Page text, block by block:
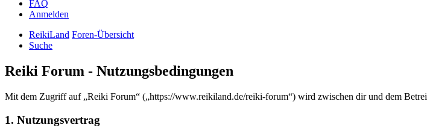
FAQ
Anmelden
ReikiLand Foren-Übersicht
Suche
Reiki Forum - Nutzungsbedingungen
Mit dem Zugriff auf „Reiki Forum“ („https://www.reikiland.de/reiki-forum“) wird zwischen dir und dem
1. Nutzungsvertrag